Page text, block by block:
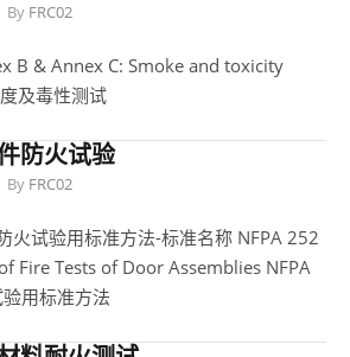
By FRC02
B & Annex C: Smoke and toxicity
及毒性测试
防火试验
By FRC02
火试验用标准方法-标准名称 NFPA 252
Fire Tests of Door Assemblies NFPA
用标准方法